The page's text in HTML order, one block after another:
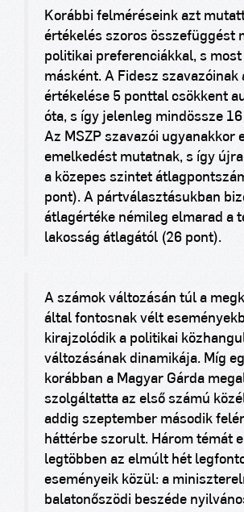
Korábbi felméréseink azt
értékelés szoros összefüggést
politikai preferenciákkal, s most
másként. A Fidesz szavazóinak
értékelése 5 ponttal csökkent
óta, s így jelenleg mindössze
Az MSZP szavazói ugyanakkor
emelkedést mutatnak, s így
a közepes szintet
pont). A pártválasztásukban
átlagértéke némileg elmarad a
lakosság átlagától (26 pont).
A számok változásán túl a
által fontosnak vélt
kirajzolódik a politikai
változásának dinamikája. Míg
korábban a Magyar Gárda
szolgáltatta az első számú
addig szeptember második
háttérbe szorult. Három témát
legtöbben az elmúlt hét
eseményeik közül: a
balatonőszödi beszéde